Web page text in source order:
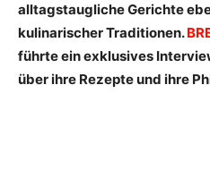
alltagstaugliche Gerichte
kulinarischer Traditionen.
führte ein exklusives
über ihre Rezepte und ihre